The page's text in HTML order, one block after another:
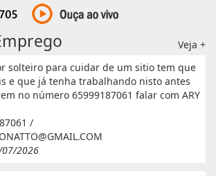
Veja +
solteiro para cuidar de um sitio tem que
e que já tenha trabalhando nisto antes
no número 65999187061 falar com ARY
/
2026